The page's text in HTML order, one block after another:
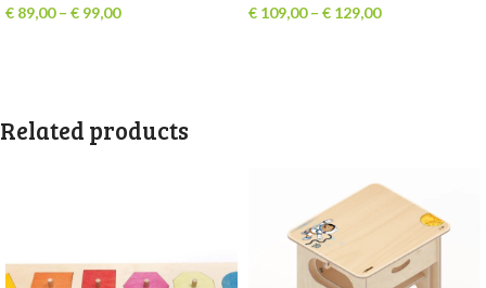
€ 89,00 – € 99,00 € 109,00 – € 129,00
Related products